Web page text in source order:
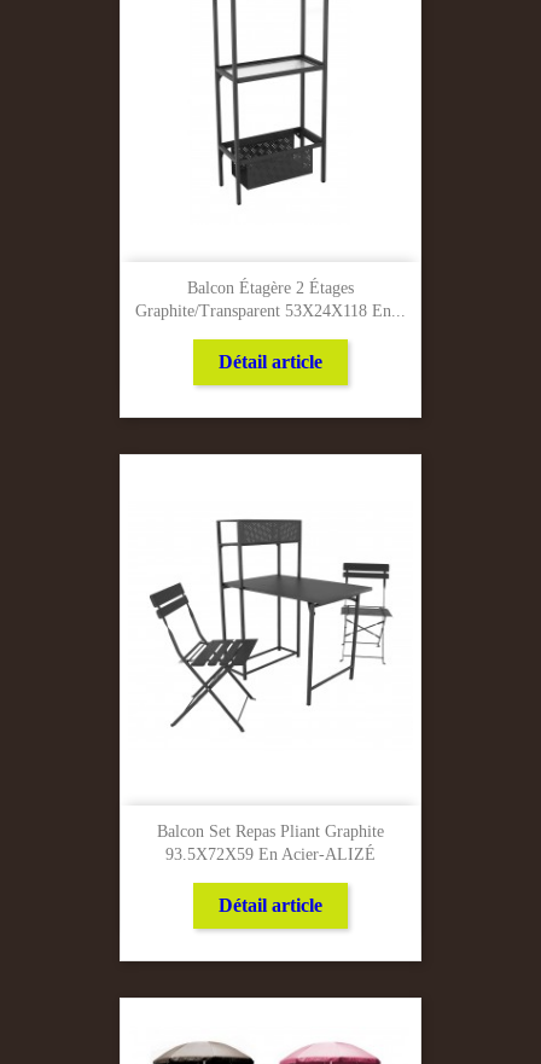
Balcon Étagère 2 Étages
Graphite/Transparent 53X24X118 En...
Détail article
Balcon Set Repas Pliant Graphite
93.5X72X59 En Acier-ALIZÉ
Détail article